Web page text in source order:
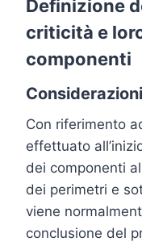
Definizione
criticità e
componenti
Con riferimento
effettuato
dei componenti
dei perimetri e
viene
conclusione del